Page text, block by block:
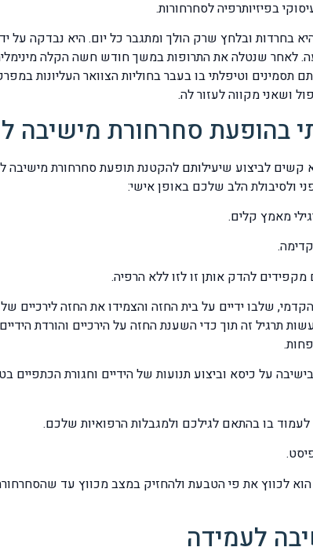
היא בחרדות ובלחץ שרק הולך ומתגבר כל יום. היא נבדקה על
לאחר שנטלה את התרופות במשך חודש חשה הקלה
ושאני מקווה לעזור לה.
בהופעת סחרחורת מישיבה
קשים לביצוע שיעילותם להקטנת תופעת סחרחורת מישיבה
מאמץ קלים.
שלבו ידיים על בית החזה והצמידו את החזה לירכיים
תרגיל זה תוך כדי השענת החזה על הירכיים והורדת
בכל יד, התרגיל יתבצע בישיבה על כיסא וביצוע תנועות של הידיים
הוא לכווץ את פי הטבעת ולהחזיק במצב מכווץ עד
לעמידה